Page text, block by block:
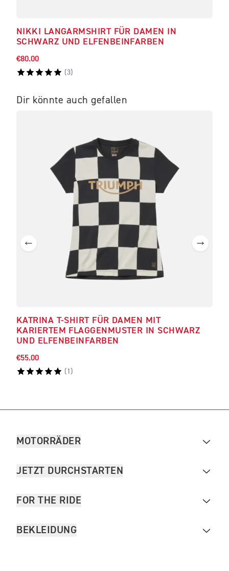
NIKKI LANGARMSHIRT FÜR DAMEN IN
SCHWARZ UND ELFENBEINFARBEN
€80.00
(3)
Dir könnte auch gefallen
KATRINA T-SHIRT FÜR DAMEN MIT
KARIERTEM FLAGGENMUSTER IN SCHWARZ
UND ELFENBEINFARBEN
€55.00
( 1 )
MOTORRÄDER
JETZT DURCHSTARTEN
FOR THE RIDE
BEKLEIDUNG